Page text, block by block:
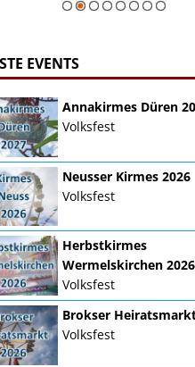
EVENTS
Annakirmes Düren
Volksfest
Neusser Kirmes 2026
Volksfest
Herbstkirmes
Wermelskirchen 2026
Volksfest
Brokser
Volksfest